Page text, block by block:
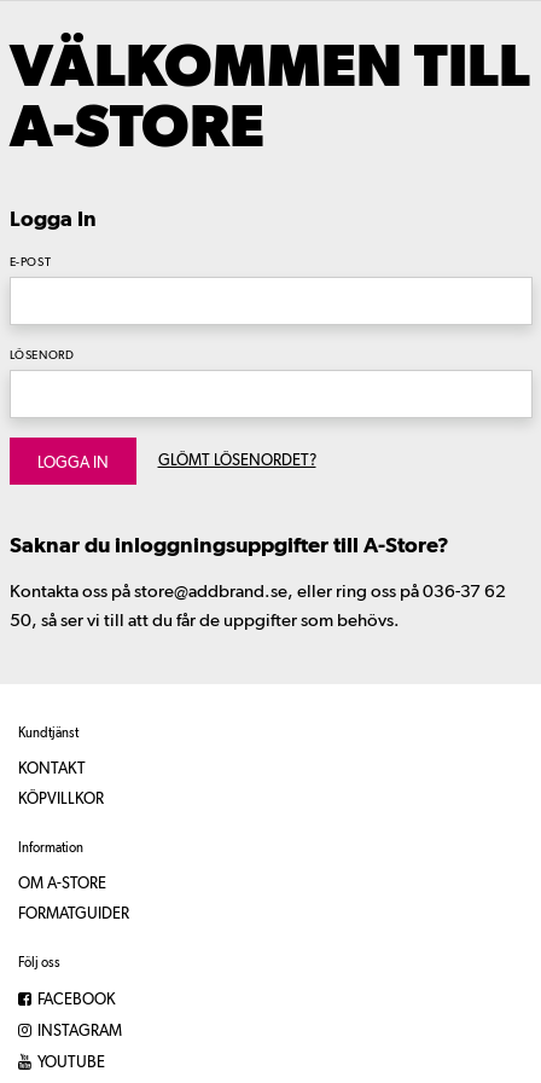
VÄLKOMMEN TILL
A-STORE
Logga In
E-POST
LÖSENORD
LOGGA IN GLÖMT LÖSENORDET?
Saknar du inloggningsuppgifter till A-Store?
Kontakta oss på store@addbrand.se, eller ring oss på 036-37 62
50, så ser vi till att du får de uppgifter som behövs.
Kundtjänst
KONTAKT
KÖPVILLKOR
Information
OM A-STORE
FORMATGUIDER
Följ oss
FACEBOOK
INSTAGRAM
YOUTUBE